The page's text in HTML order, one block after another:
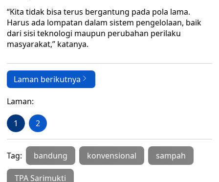
“Kita tidak bisa terus bergantung pada pola lama.
Harus ada lompatan dalam sistem pengelolaan, baik
dari sisi teknologi maupun perubahan perilaku
masyarakat,” katanya.
Laman berikutnya
Laman:
1 2
Tag: bandung konvensional sampah
TPA Sarimukti